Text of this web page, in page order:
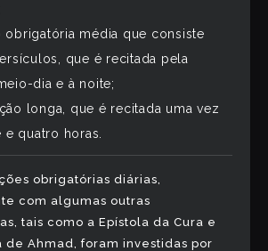
obrigatória média que consiste
que é recitada pela
dia e à noite;
longa, que é recitada uma vez
e quatro horas.
obrigatórias diárias,
com algumas outras
tais como a Epístola da Cura e
de Ahmad, foram investidas por